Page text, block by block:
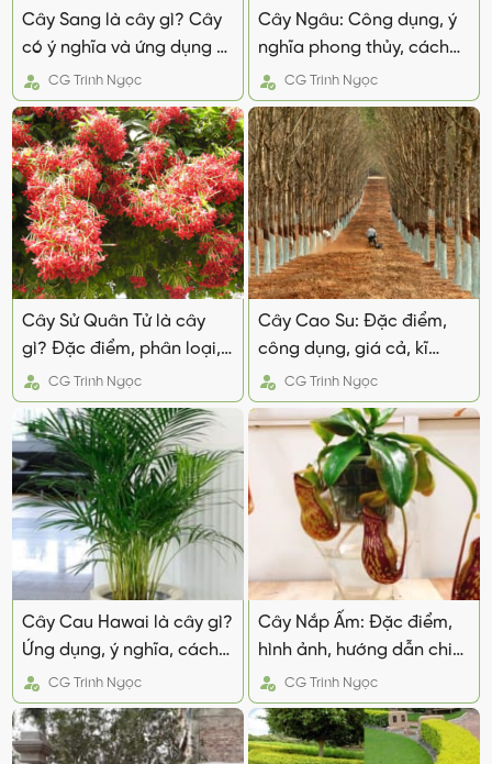
Cây Sang là cây gì? Cây
có ý nghĩa và ứng dụng gì
trong cuộc sống
CGTrinh Ngọc
Cây Ngâu: Công dụng, ý
nghĩa phong thủy, cách
trồng đúng kĩ thuật
CG Trinh Ngọc
Cây Sử Quân Tử là cây
gì? Đặc điểm, phân loại,
cách trồng và chăm sóc
CGTrinh Ngọc
Cây Cao Su: Đặc điểm,
công dụng, giá cả, kĩ
thuật trồng và chăm sóc
CG Trinh Ngọc
Cây Cau Hawai là cây gì?
Ứng dụng, ý nghĩa, cách
trồng đúng kĩ thuật
CGTrinh Ngọc
Cây Nắp Ấm: Đặc điểm,
hình ảnh, hướng dẫn chi
tiết cách trồng và chăm
sóc
CG Trinh Ngọc